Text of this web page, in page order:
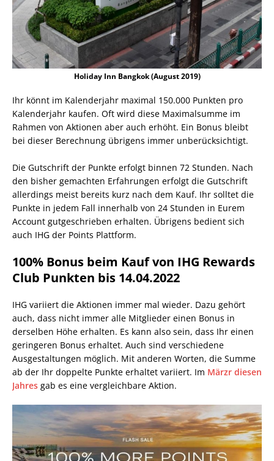
Holiday Inn Bangkok (August 2019)
Ihr könnt im Kalenderjahr maximal 150.000 Punkten pro
Kalenderjahr kaufen. Oft wird diese Maximalsumme im
Rahmen von Aktionen aber auch erhöht. Ein Bonus bleibt
bei dieser Berechnung übrigens immer unberücksichtigt.
Die Gutschrift der Punkte erfolgt binnen 72 Stunden. Nach
den bisher gemachten Erfahrungen erfolgt die Gutschrift
allerdings meist bereits kurz nach dem Kauf. Ihr solltet die
Punkte in jedem Fall innerhalb von 24 Stunden in Eurem
Account gutgeschrieben erhalten. Übrigens bedient sich
auch IHG der Points Plattform.
100% Bonus beim Kauf von IHG Rewards
Club Punkten bis 14.04.2022
IHG variiert die Aktionen immer mal wieder. Dazu gehört
auch, dass nicht immer alle Mitglieder einen Bonus in
derselben Höhe erhalten. Es kann also sein, dass Ihr einen
geringeren Bonus erhaltet. Auch sind verschiedene
Ausgestaltungen möglich. Mit anderen Worten, die Summe
ab der Ihr doppelte Punkte erhaltet variiert. Im Märzr diesen
Jahres gab es eine vergleichbare Aktion.